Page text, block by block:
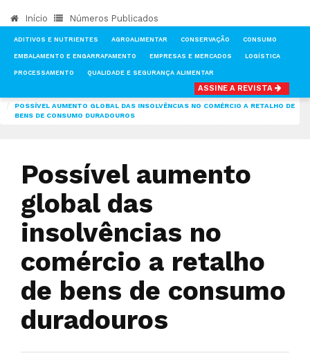
Início Números Publicados
ADITIVOS E NUTRIENTES AGROALIMENTAR CONSERVAÇÃO CONSUMO
EMBALAMENTO E ENGARRAFAMENTO EMPRESAS E MERCADOS LOGÍSTICA
PROCESSAMENTO QUALIDADE E SEGURANÇA ALIMENTAR
ASSINE A REVISTA
POSSÍVEL AUMENTO GLOBAL DAS INSOLVÊNCIAS NO COMÉRCIO A RETALHO DE
BENS DE CONSUMO DURADOUROS
Possível aumento
global das
insolvências no
comércio a retalho
de bens de consumo
duradouros